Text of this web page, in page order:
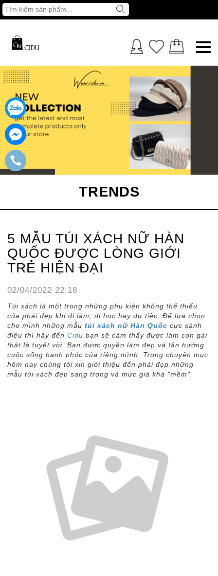
TRENDS
5 MẪU TÚI XÁCH NỮ HÀN
QUỐC ĐƯỢC LÒNG GIỚI
TRẺ HIỆN ĐẠI
02/04/2022 22:18
Túi xách là một trong những phụ kiện không thể thiếu
của phái đẹp khi đi làm, đi học hay dự tiệc. Để lựa chọn
cho mình những mẫu túi xách nữ Hàn Quốc cực sành
điệu thì hãy đến Cidu bạn sẽ cảm thấy được làm con gái
thật là tuyệt vời. Bạn được quyền làm đẹp và tận hưởng
cuộc sống hạnh phúc của riêng mình. Trong chuyên mục
hôm nay chúng tôi xin giới thiệu đến phái đẹp những
mẫu túi xách đẹp sang trọng và mức giá khá "mềm".